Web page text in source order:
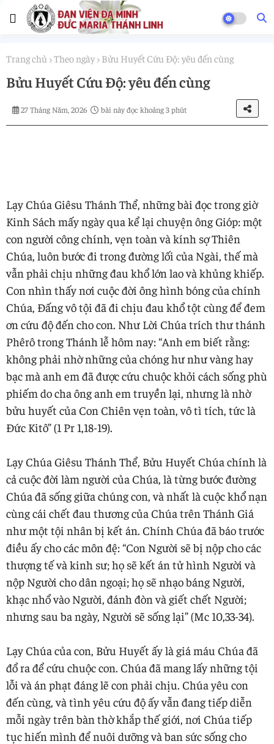
Trang chủ Theo ngày Bửu Huyết Cứu Độ: yêu đến cùng
Bửu Huyết Cứu Độ: yêu đến cùng
27 Tháng Năm, 2026 bài này đọc khoảng 3 phút
Lạy Chúa Giêsu Thánh Thể, những bài đọc trong giờ
Kinh Sách mấy ngày qua kể lại chuyện ông Gióp: một
con người công chính, vẹn toàn và kính sợ Thiên
Chúa, luôn bước đi trong đường lối của Ngài, thế mà
vẫn phải chịu những đau khổ lớn lao và khủng khiếp.
Con nhìn thấy nơi cuộc đời ông hình bóng của chính
Chúa, Đấng vô tội đã đi chịu đau khổ tột cùng để đem
ơn cứu độ đến cho con. Như Lời Chúa trích thư thánh
Phêrô trong Thánh lễ hôm nay: “Anh em biết rằng:
không phải nhờ những của chóng hư như vàng hay
bạc mà anh em đã được cứu chuộc khỏi cách sống phù
phiếm do cha ông anh em truyền lại, nhưng là nhờ
bửu huyết của Con Chiên vẹn toàn, vô tì tích, tức là
Đức Kitô” (1 Pr 1,18-19).
Lạy Chúa Giêsu Thánh Thể, Bửu Huyết Chúa chính là
cả cuộc đời làm người của Chúa, là từng bước đường
Chúa đã sống giữa chúng con, và nhất là cuộc khổ nạn
cùng cái chết đau thương của Chúa trên Thánh Giá
như một tội nhân bị kết án. Chính Chúa đã báo trước
điều ấy cho các môn đệ: “Con Người sẽ bị nộp cho các
thượng tế và kinh sư; họ sẽ kết án tử hình Người và
nộp Người cho dân ngoại; họ sẽ nhạo báng Người,
khạc nhổ vào Người, đánh đòn và giết chết Người;
nhưng sau ba ngày, Người sẽ sống lại” (Mc 10,33-34).
Lạy Chúa của con, Bửu Huyết ấy là giá máu Chúa đã
đổ ra để cứu chuộc con. Chúa đã mang lấy những tội
lỗi và án phạt đáng lẽ con phải chịu. Chúa yêu con
đến cùng, và tình yêu cứu độ ấy vẫn đang tiếp diễn
mỗi ngày trên bàn thờ khắp thế giới, nơi Chúa tiếp
tục hiến mình để nuôi dưỡng và ban sức sống cho